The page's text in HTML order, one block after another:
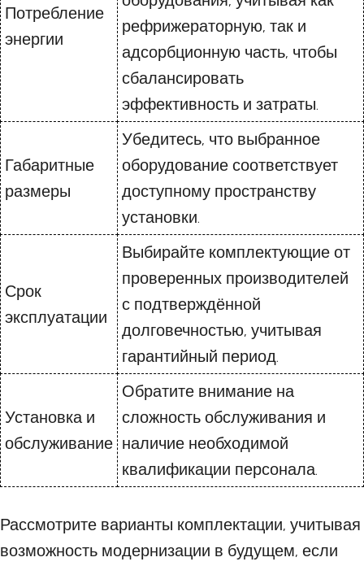
Потребление
энергии
рефрижераторную, так и
адсорбционную часть, чтобы
сбалансировать
эффективность и затраты.
Габаритные
размеры
Убедитесь, что выбранное
оборудование соответствует
доступному пространству
установки.
Срок
эксплуатации
Выбирайте комплектующие от
проверенных производителей
с подтверждённой
долговечностью, учитывая
гарантийный период.
Установка и
обслуживание
Обратите внимание на
сложность обслуживания и
наличие необходимой
квалификации персонала.
Рассмотрите варианты комплектации, учитывая
возможность модернизации в будущем, если